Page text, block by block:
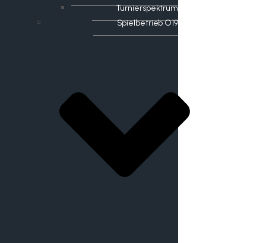
Turnierspektrum
Spielbetrieb O19